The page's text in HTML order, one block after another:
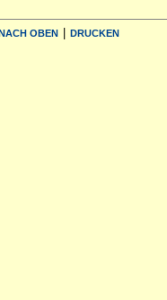
OBEN | DRUCKEN